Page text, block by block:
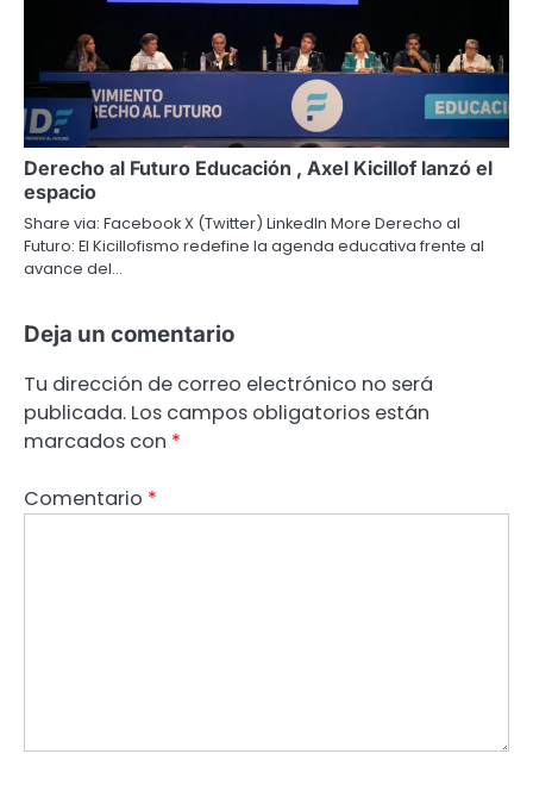
Derecho al Futuro Educación , Axel Kicillof lanzó el
espacio
Share via: Facebook X (Twitter) LinkedIn More Derecho al
Futuro: El Kicillofismo redefine la agenda educativa frente al
avance del…
Deja un comentario
Tu dirección de correo electrónico no será
publicada. Los campos obligatorios están
marcados con *
Comentario *